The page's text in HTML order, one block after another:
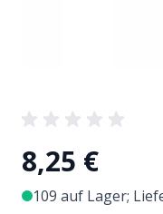
8,25 €
109 auf Lager;